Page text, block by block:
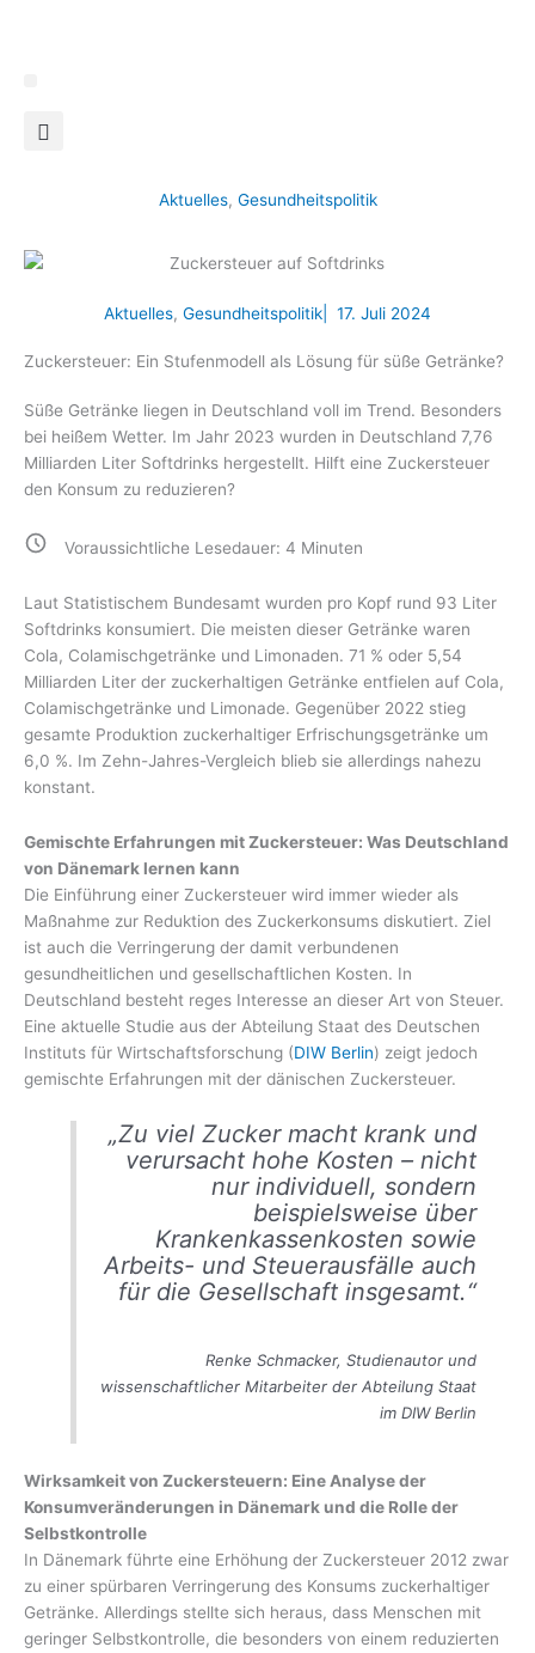
Aktuelles, Gesundheitspolitik
Aktuelles, Gesundheitspolitik 17. Juli 2024
Zuckersteuer: Ein Stufenmodell als Lösung für süße Getränke?
Süße Getränke liegen in Deutschland voll im Trend. Besonders
bei heißem Wetter. Im Jahr 2023 wurden in Deutschland 7,76
Milliarden Liter Softdrinks hergestellt. Hilft eine Zuckersteuer
den Konsum zu reduzieren?
Voraussichtliche Lesedauer: 4 Minuten
Laut Statistischem Bundesamt wurden pro Kopf rund 93 Liter
Softdrinks konsumiert. Die meisten dieser Getränke waren
Cola, Colamischgetränke und Limonaden. 71 % oder 5,54
Milliarden Liter der zuckerhaltigen Getränke entfielen auf Cola,
Colamischgetränke und Limonade. Gegenüber 2022 stieg
gesamte Produktion zuckerhaltiger Erfrischungsgetränke um
6,0 %. Im Zehn-Jahres-Vergleich blieb sie allerdings nahezu
konstant.
Gemischte Erfahrungen mit Zuckersteuer: Was Deutschland
von Dänemark lernen kann
Die Einführung einer Zuckersteuer wird immer wieder als
Maßnahme zur Reduktion des Zuckerkonsums diskutiert. Ziel
ist auch die Verringerung der damit verbundenen
gesundheitlichen und gesellschaftlichen Kosten. In
Deutschland besteht reges Interesse an dieser Art von Steuer.
Eine aktuelle Studie aus der Abteilung Staat des Deutschen
Instituts für Wirtschaftsforschung (DIW Berlin) zeigt jedoch
gemischte Erfahrungen mit der dänischen Zuckersteuer.
„Zu viel Zucker macht krank und
verursacht hohe Kosten – nicht
nur individuell, sondern
beispielsweise über
Krankenkassenkosten sowie
Arbeits- und Steuerausfälle auch
für die Gesellschaft insgesamt.“
Renke Schmacker, Studienautor und
wissenschaftlicher Mitarbeiter der Abteilung Staat
im DIW Berlin
Wirksamkeit von Zuckersteuern: Eine Analyse der
Konsumveränderungen in Dänemark und die Rolle der
Selbstkontrolle
In Dänemark führte eine Erhöhung der Zuckersteuer 2012 zwar
zu einer spürbaren Verringerung des Konsums zuckerhaltiger
Getränke. Allerdings stellte sich heraus, dass Menschen mit
geringer Selbstkontrolle, die besonders von einem reduzierten